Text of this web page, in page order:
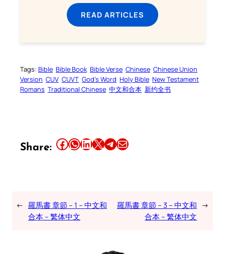
READ ARTICLES
Tags: Bible Bible Book Bible Verse Chinese Chinese Union
Version CUV CUVT God’s Word Holy Bible New Testament
Romans Traditional Chinese 中文和合本 新约全书
Share: Share this article on Facebook Share this article on WhatsApp Share this article on LinkedIn Share this article on X Share this article on TelegramEmail this Article
← 羅馬書 章節 – 1 – 中文和
合本 – 繁体中文
羅馬書 章節 – 3 – 中文和
合本 – 繁体中文
→